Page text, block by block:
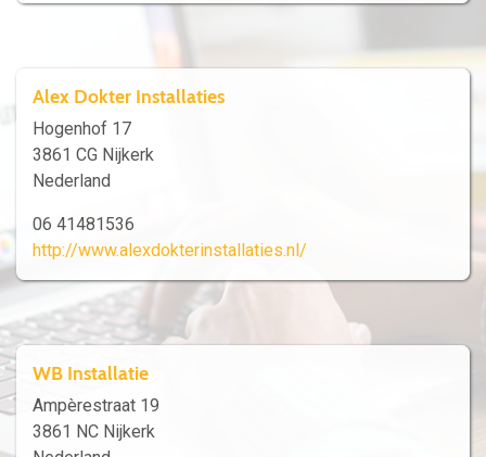
Alex Dokter Installaties
Hogenhof 17
3861 CG Nijkerk
Nederland
06 41481536
http://www.alexdokterinstallaties.nl/
WB Installatie
Ampèrestraat 19
3861 NC Nijkerk